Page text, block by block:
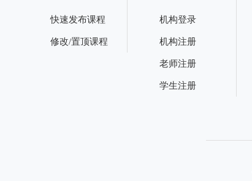
快速发布课程
修改/置顶课程
机构登录
机构注册
老师注册
学生注册